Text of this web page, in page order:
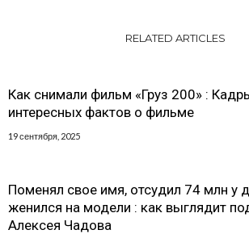
RELATED ARTICLES
Как снимали фильм «Груз 200» :
интересных фактов о фильме
19 сентября, 2025
Поменял свое имя, отсудил 74 млн у
женился на модели : как выглядит
Алексея Чадова